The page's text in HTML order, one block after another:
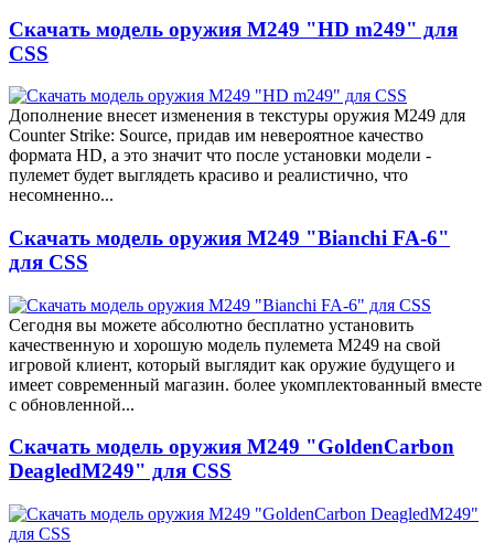
Скачать модель оружия M249 "HD m249" для
CSS
Дополнение внесет изменения в текстуры оружия M249 для
Counter Strike: Source, придав им невероятное качество
формата HD, а это значит что после установки модели -
пулемет будет выглядеть красиво и реалистично, что
несомненно...
Скачать модель оружия M249 "Bianchi FA-6"
для CSS
Сегодня вы можете абсолютно бесплатно установить
качественную и хорошую модель пулемета M249 на свой
игровой клиент, который выглядит как оружие будущего и
имеет современный магазин. более укомплектованный вместе
с обновленной...
Скачать модель оружия M249 "GoldenCarbon
DeagledM249" для CSS